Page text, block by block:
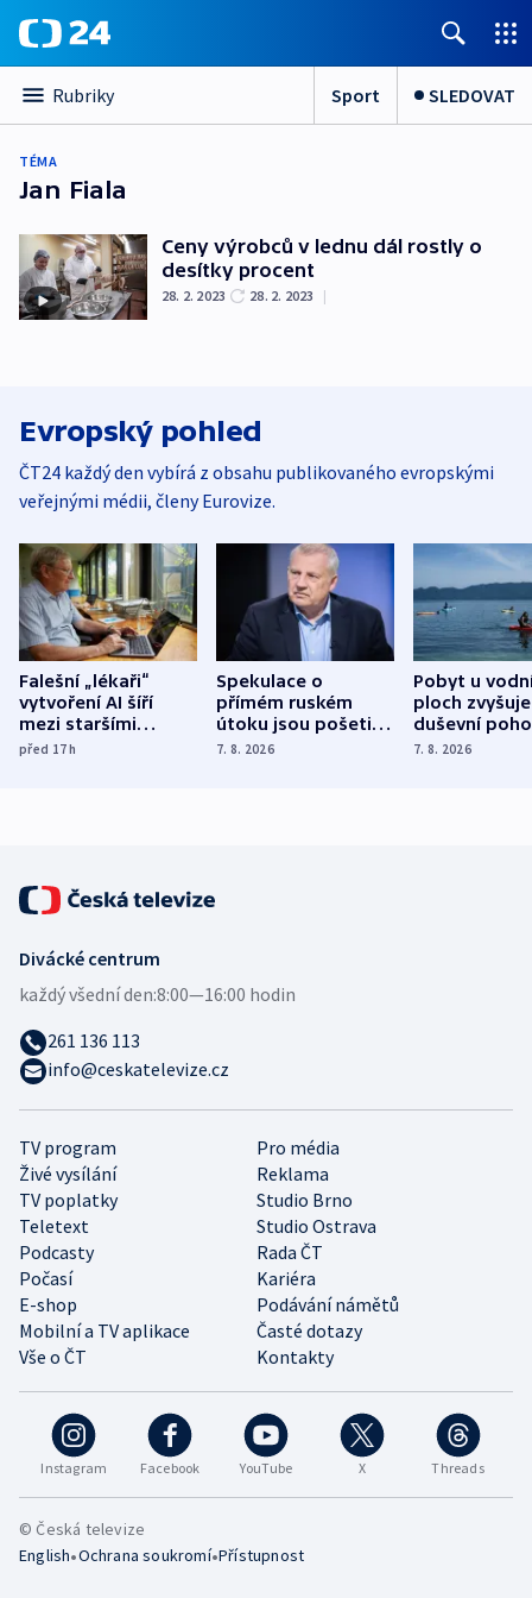
Rubriky Sport SLEDOVAT
TÉMA
Jan Fiala
Ceny výrobců v lednu dál rostly o
desítky procent
28. 2. 2023 28. 2. 2023 |
Evropský pohled
ČT24 každý den vybírá z obsahu publikovaného evropskými
veřejnými médii, členy Eurovize.
Falešní „lékaři“
vytvoření AI šíří
mezi staršími
Poláky nebezpečné
před 17h
Spekulace o
přímém ruském
útoku jsou pošetilé,
míní estonský
7. 8. 2026
Pobyt u
ploch zvyšuje
duševní
ukázala
7. 8. 2026
Instagram Facebook YouTube X Threads
TV program
Pro média
Živé vysílání
Reklama
TV poplatky
Studio Brno
Teletext
Studio Ostrava
Podcasty
Rada ČT
Počasí
Kariéra
E-shop
Podávání námětů
Mobilní a TV aplikace
Časté dotazy
Vše o ČT
Kontakty
Divácké centrum
každý všední den:8:00—16:00 hodin
261 136 113
info@ceskatelevize.cz
© Česká televize
English•Ochrana soukromí•Přístupnost